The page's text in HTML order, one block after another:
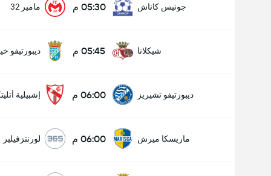
جونيس كاناش 05:30 م مامير 32
شيكلانا 05:45 م ديبورتيفو
ديبورتيفو تشيريز 06:00 م إشبيلية
ماريسكا ميرش 06:00 م لورنتزفيلير